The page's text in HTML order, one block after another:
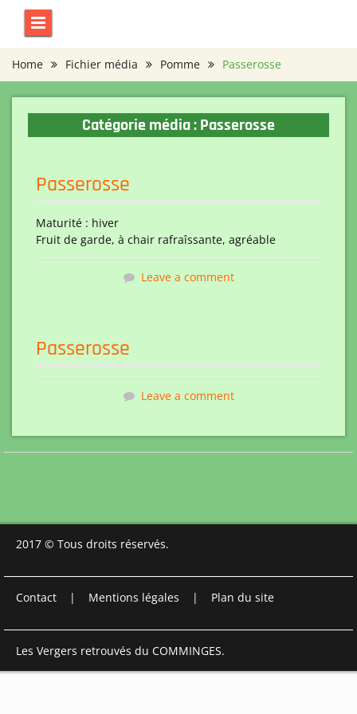
content
Home
Fichier média Pomme Passerosse
Catégorie média :Passerosse
Passerosse
Maturité : hiver
Fruit de garde, à chair rafraîssante, agréable
Leave a comment
Passerosse
Leave a comment
2017 © Tous droits réservés.
Contact | Mentions légales | Plan du site
Les Vergers retrouvés du COMMINGES.